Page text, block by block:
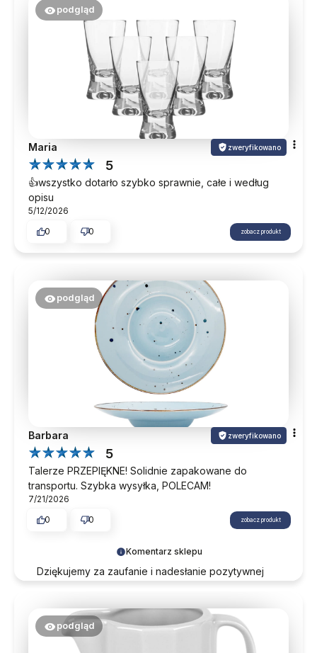
Zapraszamy ponownie.
podgląd
Maria zweryfikowano
5
👍️wszystko dotarło szybko sprawnie, całe i według
opisu
5/12/2026
0
0 zobacz produkt
Komentarz sklepu
Dziękujemy za zaufanie i nadesłanie pozytywnej
odwiedzin w naszym sklepie.
podgląd
Barbara zweryfikowano
5
Talerze PRZEPIĘKNE! Solidnie zapakowane do
transportu. Szybka wysyłka, POLECAM!
7/21/2026
0
0 zobacz produkt
podgląd